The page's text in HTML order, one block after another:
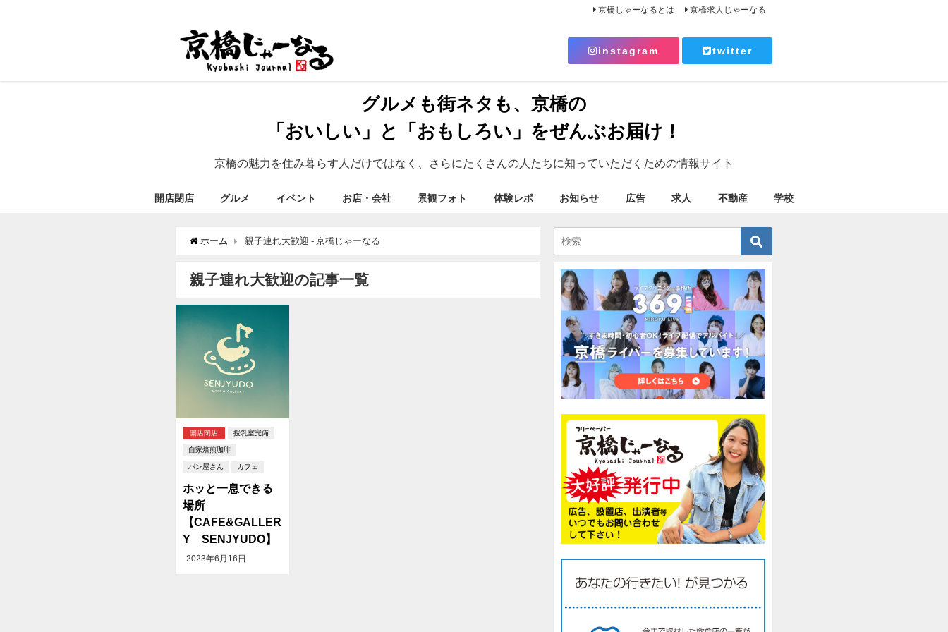
京橋じゃーなるとは 京橋求人じゃーなる
instagram twitter
グルメも街ネタも、京橋の
「おいしい」と「おもしろい」をぜんぶお届け！
京橋の魅力を住み暮らす人だけではなく、さらにたくさんの人たちに知っていただくための情報サイト
開店閉店 グルメ イベント お店・会社 景観フォト 体験レポ お知らせ 広告 求人 不動産 学校
ホーム 親子連れ大歓迎 - 京橋じゃーなる
親子連れ大歓迎の記事一覧
開店閉店 授乳室完備
自家焙煎珈琲
パン屋さん カフェ
ホッと一息できる
場所
【CAFE&GALLER
Y SENJYUDO】
2023年6月16日